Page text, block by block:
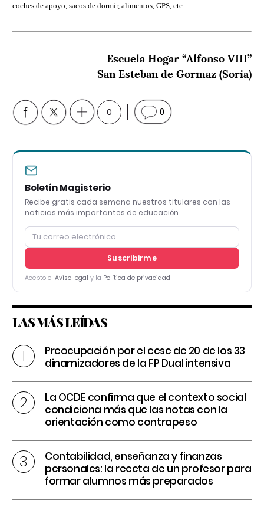
coches de apoyo, sacos de dormir, alimentos, GPS, etc.
Escuela Hogar “Alfonso VIII”
San Esteban de Gormaz (Soria)
0 0
Boletín Magisterio
Recibe gratis cada semana nuestros titulares con las
noticias más importantes de educación
Suscribirme
Acepto el Aviso legal y la Política de privacidad
LAS MÁS LEÍDAS
Preocupación por el cese de 20 de los 33
dinamizadores de la FP Dual intensiva
La OCDE confirma que el contexto social
condiciona más que las notas con la
orientación como contrapeso
Contabilidad, enseñanza y finanzas
personales: la receta de un profesor para
formar alumnos más preparados